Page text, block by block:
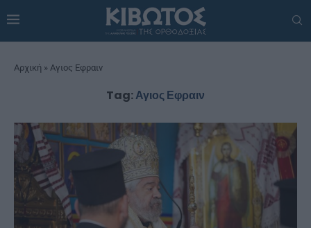
Αρχική » Αγιος Εφραιν
Tag:Αγιος Εφραιν